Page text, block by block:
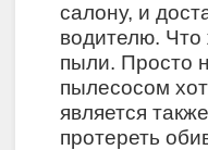
салону, и
водителю.
пыли. Просто
пылесосом
является
протереть